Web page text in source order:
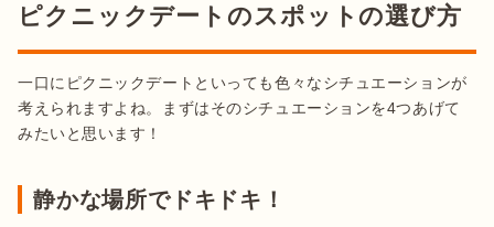
ピクニックデートのスポットの選び方
一口にピクニックデートといっても色々なシチュエーションが
考えられますよね。まずはそのシチュエーションを4つあげて
静かな場所でドキドキ！